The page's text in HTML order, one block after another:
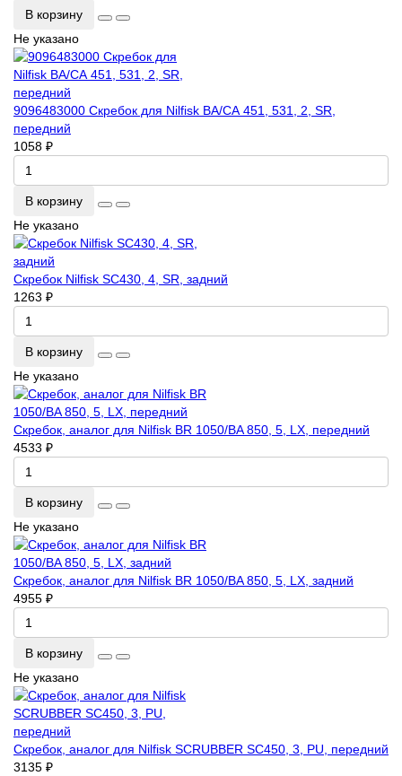
В корзину
Не указано
9096483000 Скребок для Nilfisk ВА/СА 451, 531, 2, SR,
передний
1058 ₽
В корзину
Не указано
Скребок Nilfisk SC430, 4, SR, задний
1263 ₽
В корзину
Не указано
Скребок, аналог для Nilfisk BR 1050/BA 850, 5, LX, передний
4533 ₽
В корзину
Не указано
Скребок, аналог для Nilfisk BR 1050/BA 850, 5, LX, задний
4955 ₽
В корзину
Не указано
Скребок, аналог для Nilfisk SCRUBBER SC450, 3, PU, передний
3135 ₽